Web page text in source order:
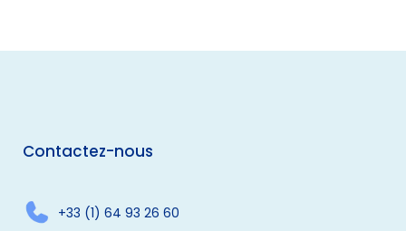
Contactez-nous
+33 (1) 64 93 26 60